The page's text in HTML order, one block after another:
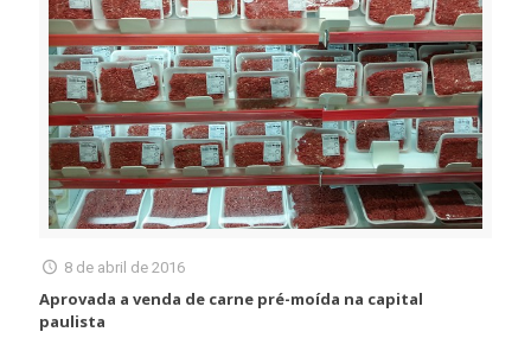
8 de abril de 2016
Aprovada a venda de carne pré-moída na capital
paulista